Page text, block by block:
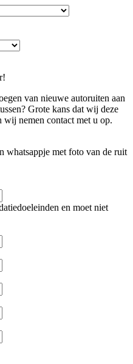
van nieuwe autoruiten aan
Grote kans dat wij deze
nemen contact met u op.
whatsappje met foto van de ruit
en moet niet